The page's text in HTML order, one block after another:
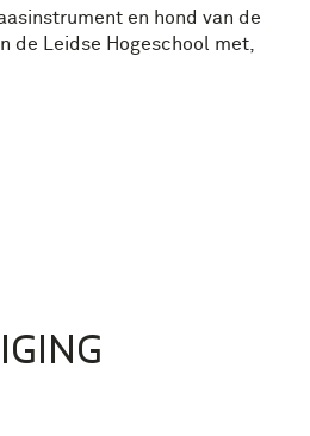
en hond van de
de Leidse Hogeschool met,